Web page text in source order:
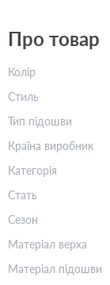
Про товар
Колір
Стиль
Тип підошви
Країна виробник
Категорія
Стать
Сезон
Матеріал верха
Матеріал підошви